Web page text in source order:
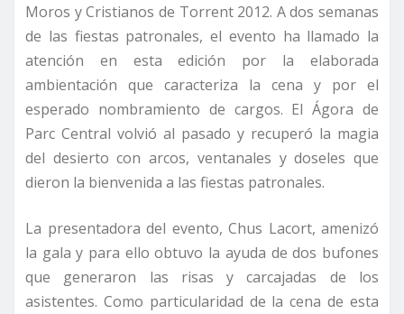
Moros y Cristianos de Torrent 2012. A dos semanas
de las fiestas patronales, el evento ha llamado la
atención en esta edición por la elaborada
ambientación que caracteriza la cena y por el
esperado nombramiento de cargos. El Ágora de
Parc Central volvió al pasado y recuperó la magia
del desierto con arcos, ventanales y doseles que
dieron la bienvenida a las fiestas patronales.
La presentadora del evento, Chus Lacort, amenizó
la gala y para ello obtuvo la ayuda de dos bufones
que generaron las risas y carcajadas de los
asistentes. Como particularidad de la cena de esta